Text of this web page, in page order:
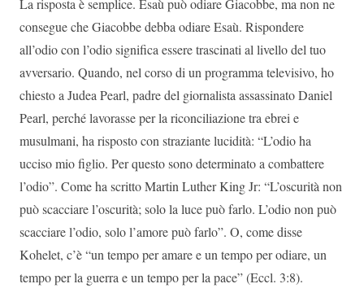
La risposta è semplice. Esaù può odiare Giacobbe, ma non ne
consegue che Giacobbe debba odiare Esaù. Rispondere
all’odio con l’odio significa essere trascinati al livello del tuo
avversario. Quando, nel corso di un programma televisivo, ho
chiesto a Judea Pearl, padre del giornalista assassinato Daniel
Pearl, perché lavorasse per la riconciliazione tra ebrei e
musulmani, ha risposto con straziante lucidità: “L’odio ha
ucciso mio figlio. Per questo sono determinato a combattere
l’odio”. Come ha scritto Martin Luther King Jr: “L’oscurità non
può scacciare l’oscurità; solo la luce può farlo. L’odio non può
scacciare l’odio, solo l’amore può farlo”. O, come disse
Kohelet, c’è “un tempo per amare e un tempo per odiare, un
tempo per la guerra e un tempo per la pace” (Eccl. 3:8).